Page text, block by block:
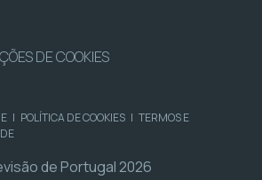
DE COOKIES
| POLÍTICA DE COOKIES | TERMOS E
de Portugal 2026